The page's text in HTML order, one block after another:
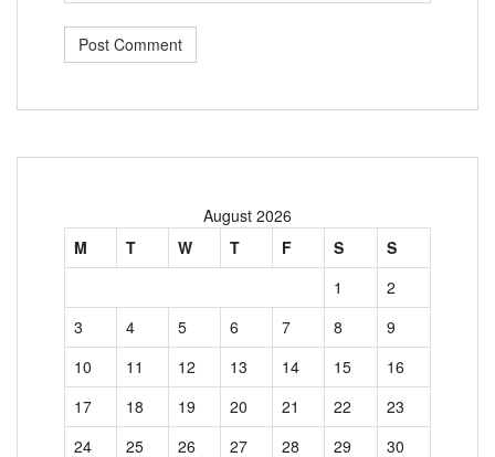
August 2026
M
T W T F S
S
1
2
3
4 5 6 7 8
9
10
11 12 13 14 15
16
17
18 19 20 21 22
23
24
25 26 27 28 29 30